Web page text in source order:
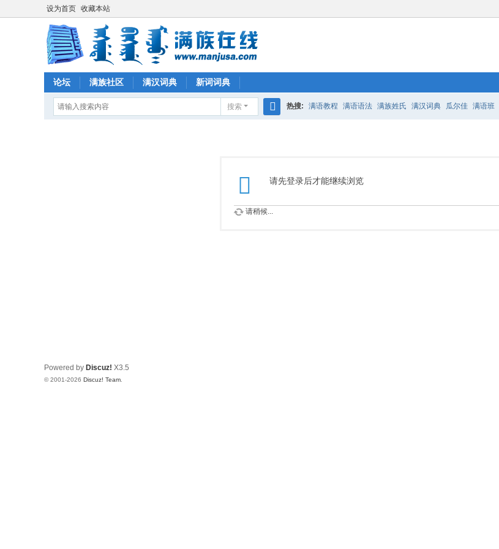
设为首页 收藏本站
论坛 满族社区 满汉词典 新词词典
搜索 热搜: 满语教程 满语语法 满族姓氏 满汉词典 瓜尔佳 满语班
请先登录后才能继续浏览
请稍候...
Powered by Discuz! X3.5
© 2001-2026 Discuz! Team